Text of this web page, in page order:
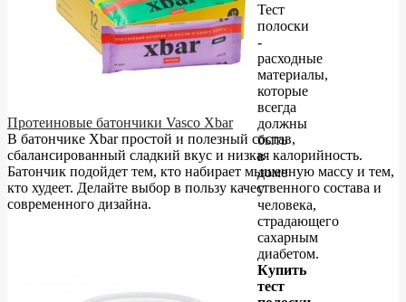
Протеиновые батончики Vasco Xbar
В батончике Xbar простой и полезный состав,
сбалансированный сладкий вкус и низкая калорийность.
Батончик подойдет тем, кто набирает мышечную массу и тем,
кто худеет. Делайте выбор в пользу качественного состава и
современного дизайна.
Тест
полоски
-
расходные
материалы,
которые
всегда
должны
быть
в
доме
у
человека,
страдающего
сахарным
диабетом.
Купить
тест